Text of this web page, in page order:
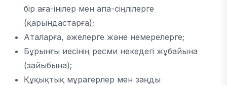
бір аға-інілер мен апа-сіңлілерге
(қарындастарға);
Аталарға, әжелерге және немерелерге;
Бұрынғы иесінің ресми некедегі жұбайына
(зайыбына);
Құқықтық мұрагерлер мен заңды